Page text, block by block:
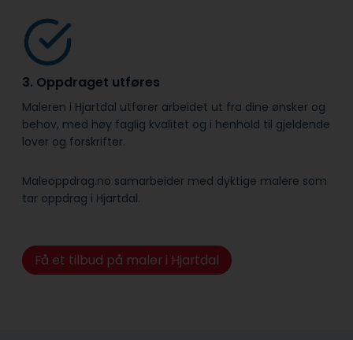
3. Oppdraget utføres
Maleren i Hjartdal utfører arbeidet ut fra dine ønsker og
behov, med høy faglig kvalitet og i henhold til gjeldende
lover og forskrifter.
Maleoppdrag.no samarbeider med dyktige malere som
tar oppdrag i Hjartdal.
Få et tilbud på maler i Hjartdal